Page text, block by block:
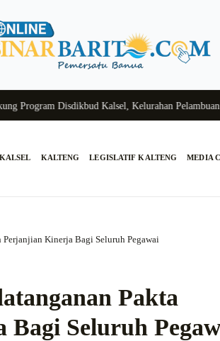
Disdikbud Kalsel, Kelurahan Pelambuan
KALTENG LEGISLATIF KALTENG MEDIA
Kinerja Bagi Seluruh Pegawai
Pakta
Seluruh